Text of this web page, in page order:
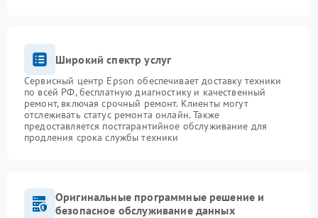
Широкий спектр услуг
Сервисный центр Epson обеспечивает доставку техники
по всей РФ, бесплатную диагностику и качественный
ремонт, включая срочный ремонт. Клиенты могут
отслеживать статус ремонта онлайн. Также
предоставляется постгарантийное обслуживание для
продления срока службы техники
Оригинальные программные решение и
безопасное обслуживание данных